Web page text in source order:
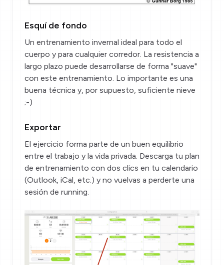
Esquí de fondo
Un entrenamiento invernal ideal para todo el
cuerpo y para cualquier corredor. La resistencia a
largo plazo puede desarrollarse de forma "suave"
con este entrenamiento. Lo importante es una
buena técnica y, por supuesto, suficiente nieve
;-)
Exportar
El ejercicio forma parte de un buen equilibrio
entre el trabajo y la vida privada. Descarga tu plan
de entrenamiento con dos clics en tu calendario
(Outlook, iCal, etc.) y no vuelvas a perderte una
sesión de running.